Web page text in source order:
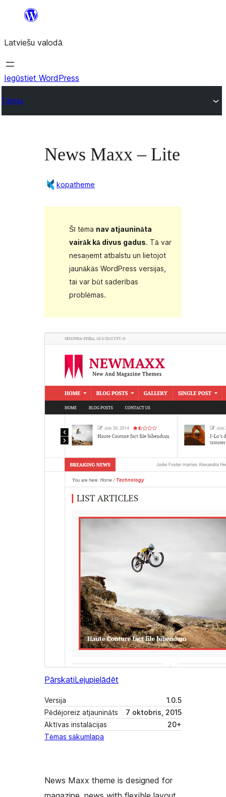
Pāriet
saturu
Latviešu valodā
Iegūstiet WordPress
Tēmas
News Maxx – Lite
kopatheme
Šī tēma nav atjaunināta
vairāk kā divus gadus. Tā var
nesaņemt atbalstu un lietojot
jaunākās WordPress versijas,
tai var būt saderības
problēmas.
PārskatiLejupielādēt
Versija
1.0.5
Pēdējoreiz atjaunināts
7 oktobris, 2015
Aktīvas instalācijas
20+
Tēmas sākumlapa
News Maxx theme is designed for